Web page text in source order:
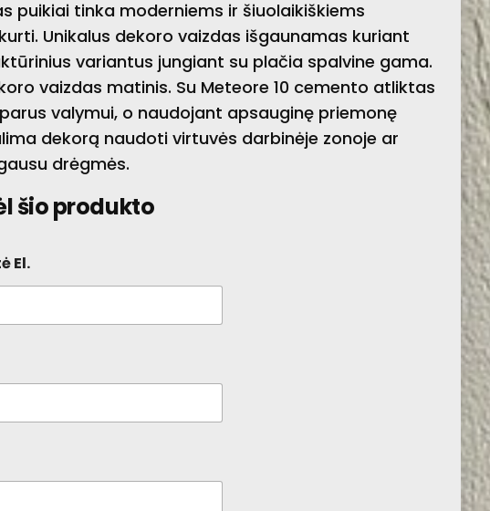
puikiai tinka moderniems ir šiuolaikiškiems
Unikalus dekoro vaizdas išgaunamas kuriant
variantus jungiant su plačia spalvine gama.
vaizdas matinis. Su Meteore 10 cemento atliktas
valymui, o naudojant apsauginę priemonę
dekorą naudoti virtuvės darbinėje zonoje ar
drėgmės.
šio produkto
El.